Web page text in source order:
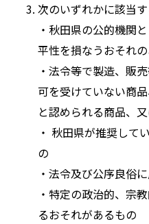
次のいずれかに該当
・秋田県の公的機関
平性を損なうおそれ
・法令等で製造、販
可を受けていない商
と認められる商品、
・ 秋田県が推奨して
の
・法令及び公序良俗
・特定の政治的、宗
るおそれがあるもの